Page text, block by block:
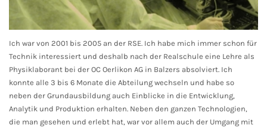
Ich war von 2001 bis 2005 an der RSE. Ich habe mich immer schon für
Technik interessiert und deshalb nach der Realschule eine Lehre als
Physiklaborant bei der OC Oerlikon AG in Balzers absolviert. Ich
konnte alle 3 bis 6 Monate die Abteilung wechseln und habe so
neben der Grundausbildung auch Einblicke in die Entwicklung,
Analytik und Produktion erhalten. Neben den ganzen Technologien,
die man gesehen und erlebt hat, war vor allem auch der Umgang mit